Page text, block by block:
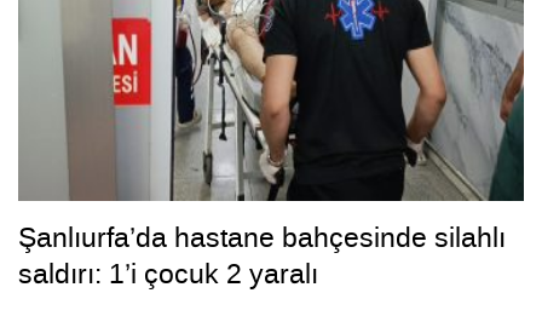
Şanlıurfa’da hastane bahçesinde silahlı
saldırı: 1’i çocuk 2 yaralı